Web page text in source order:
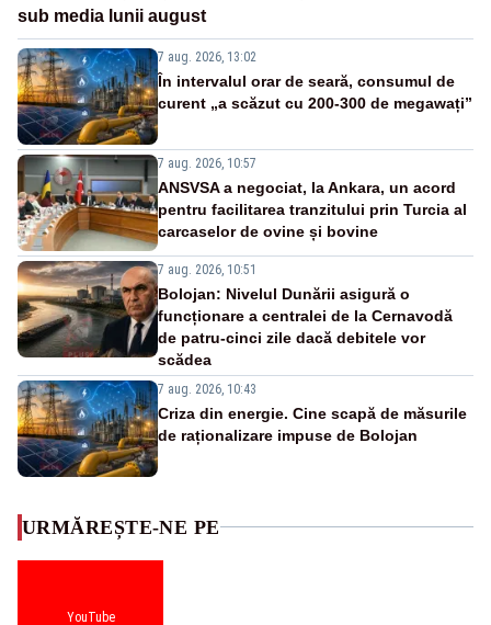
sub media lunii august
7 aug. 2026, 13:02
În intervalul orar de seară, consumul de
curent „a scăzut cu 200-300 de megawați”
7 aug. 2026, 10:57
ANSVSA a negociat, la Ankara, un acord
pentru facilitarea tranzitului prin Turcia al
carcaselor de ovine și bovine
7 aug. 2026, 10:51
Bolojan: Nivelul Dunării asigură o
funcționare a centralei de la Cernavodă
de patru-cinci zile dacă debitele vor
scădea
7 aug. 2026, 10:43
Criza din energie. Cine scapă de măsurile
de raționalizare impuse de Bolojan
URMĂREȘTE-NE PE
YouTube